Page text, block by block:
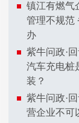
镇江有燃气
管理不规范
办
紫牛问政·
汽车充电桩
装？
紫牛问政·
营企业不可